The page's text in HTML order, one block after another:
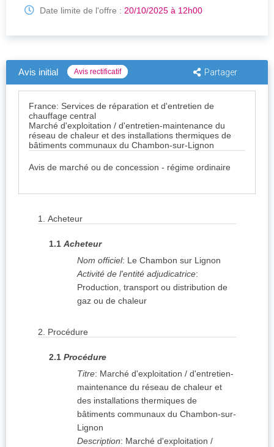
Date limite de l'offre : 20/10/2025 à 12h00
Avis initial Avis rectificatif Partager
France: Services de réparation et d'entretien de
chauffage central
Marché d'exploitation / d'entretien-maintenance du
réseau de chaleur et des installations thermiques de
bâtiments communaux du Chambon-sur-Lignon
Avis de marché ou de concession - régime ordinaire
1. Acheteur
1.1 Acheteur
Nom officiel: Le Chambon sur Lignon
Activité de l'entité adjudicatrice:
Production, transport ou distribution de
gaz ou de chaleur
2. Procédure
2.1 Procédure
Titre: Marché d'exploitation / d'entretien-
maintenance du réseau de chaleur et
des installations thermiques de
bâtiments communaux du Chambon-sur-
Lignon
Description: Marché d'exploitation /